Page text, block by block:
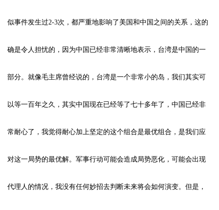
似事件发生过2-3次，都严重地影响了美国和中国之间的关系，这的
确是令人担忧的，因为中国已经非常清晰地表示，台湾是中国的一
部分。就像毛主席曾经说的，台湾是一个非常小的岛，我们其实可
以等一百年之久，其实中国现在已经等了七十多年了，中国已经非
常耐心了，我觉得耐心加上坚定的这个组合是最优组合，是我们应
对这一局势的最优解。军事行动可能会造成局势恶化，可能会出现
代理人的情况，我没有任何妙招去判断未来将会如何演变。但是，